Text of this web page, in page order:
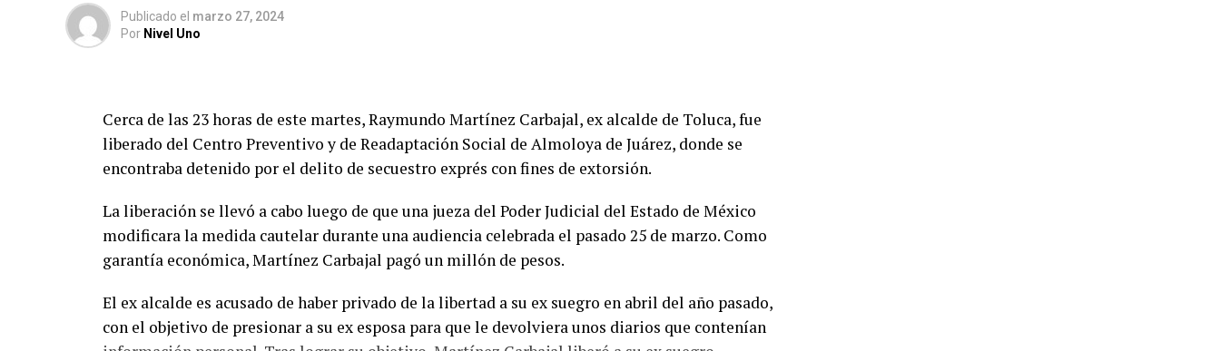
Publicado el marzo 27, 2024
Por Nivel Uno
Cerca de las 23 horas de este martes, Raymundo Martínez Carbajal, ex alcalde de Toluca, fue
liberado del Centro Preventivo y de Readaptación Social de Almoloya de Juárez, donde se
encontraba detenido por el delito de secuestro exprés con fines de extorsión.
La liberación se llevó a cabo luego de que una jueza del Poder Judicial del Estado de México
modificara la medida cautelar durante una audiencia celebrada el pasado 25 de marzo. Como
garantía económica, Martínez Carbajal pagó un millón de pesos.
El ex alcalde es acusado de haber privado de la libertad a su ex suegro en abril del año pasado,
con el objetivo de presionar a su ex esposa para que le devolviera unos diarios que contenían